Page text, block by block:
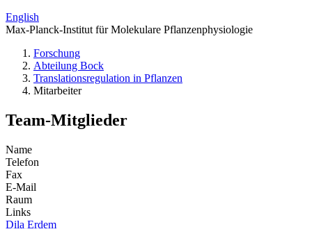
English
Max-Planck-Institut für Molekulare Pflanzenphysiologie
Forschung
Abteilung Bock
Translations­regulation in Pflanzen
Mitarbeiter
Team-Mitglieder
Name
Telefon
Fax
E-Mail
Raum
Links
Dila Erdem